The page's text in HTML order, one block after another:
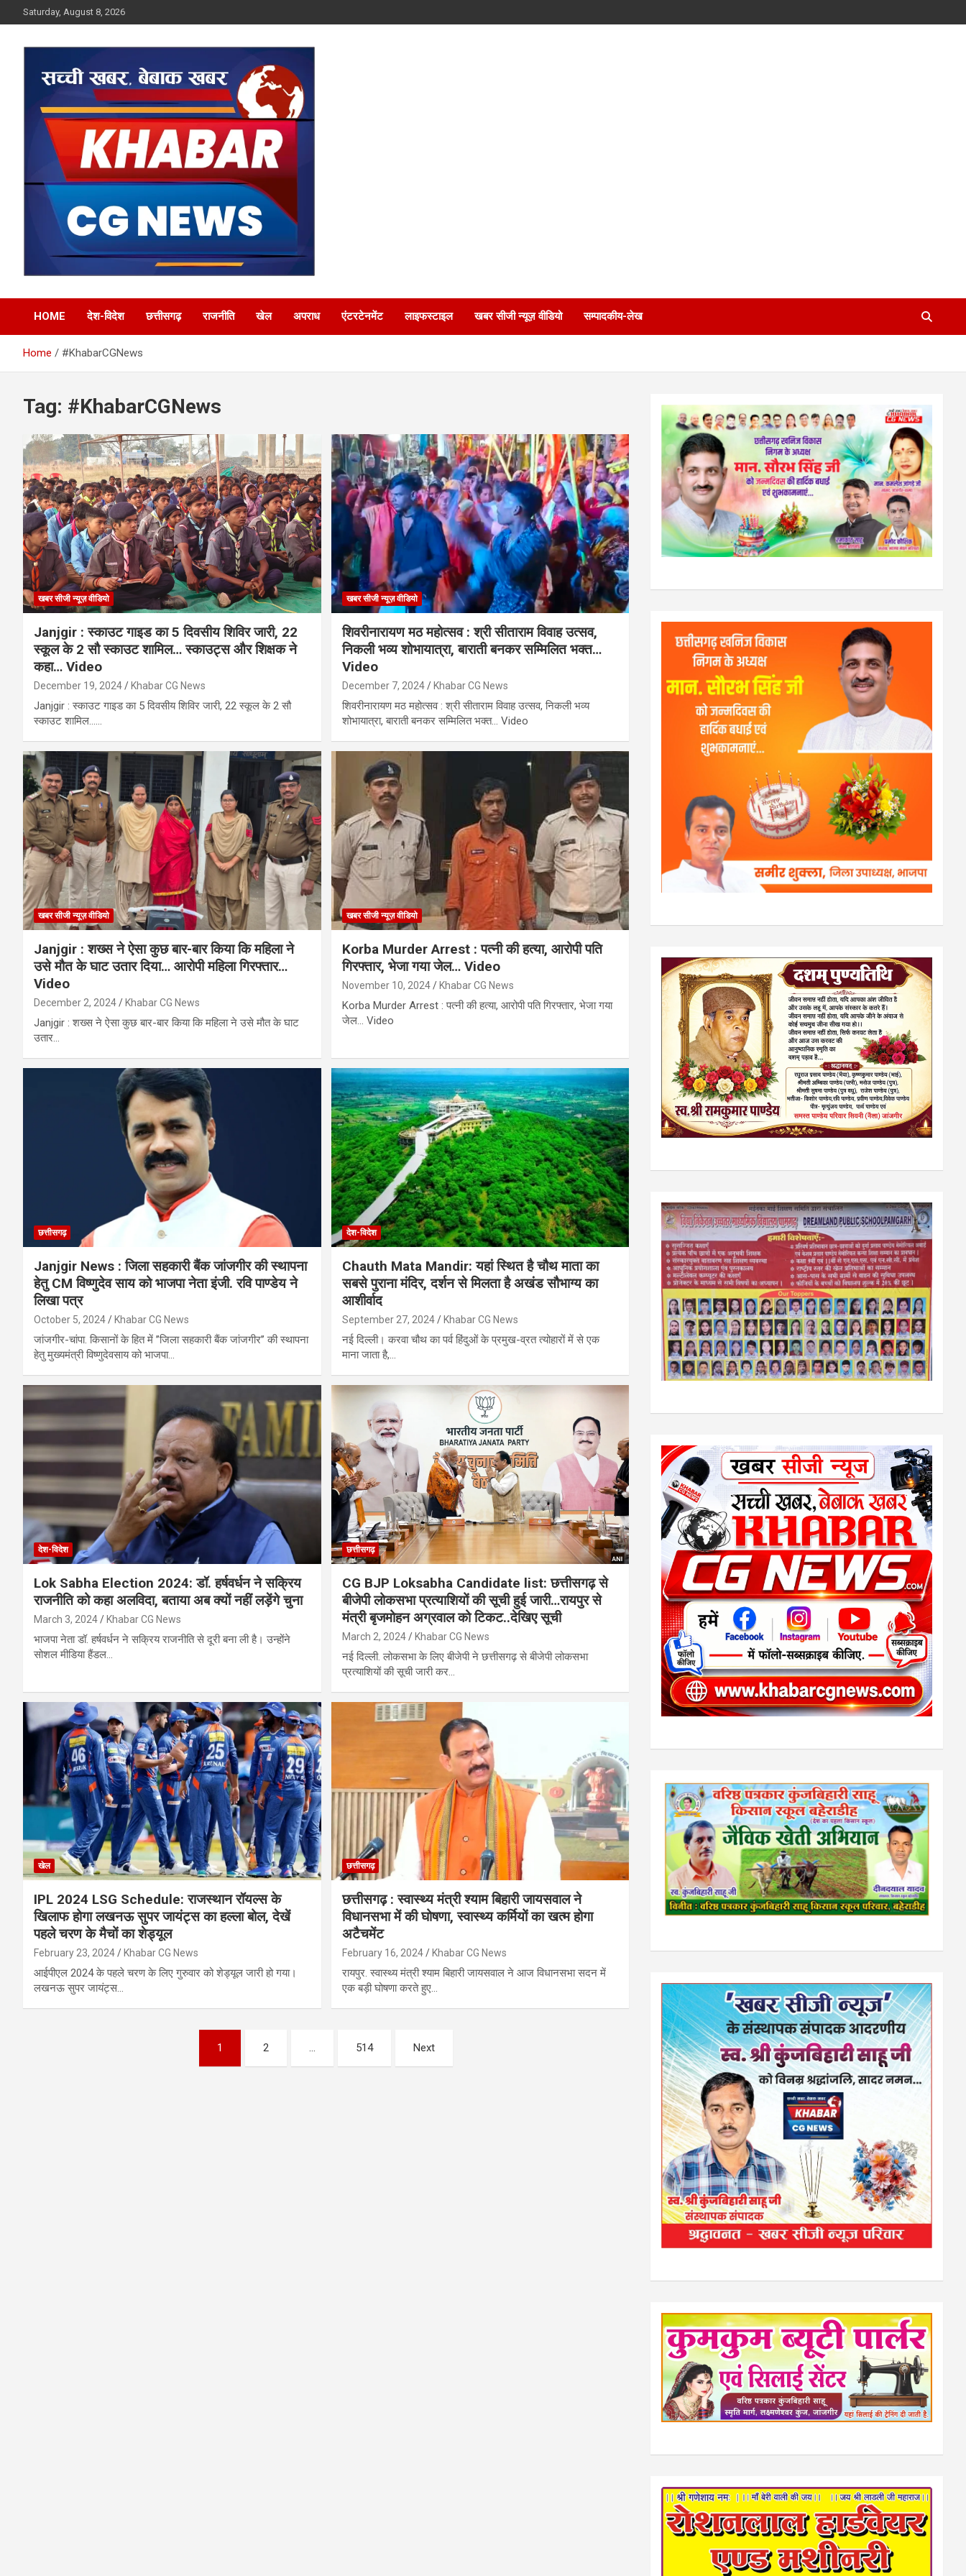
to
Saturday, August 8, 2026
Khabar CG News
HOME देश-विदेश छत्तीसगढ़ राजनीति खेल अपराध एंटरटेनमेंट लाइफस्टाइल खबर सीजी न्यूज़ वीडियो सम्पादकीय-लेख
Home #KhabarCGNews
Tag: #KhabarCGNews
खबर सीजी न्यूज़ वीडियो
Janjgir : स्काउट गाइड का 5 दिवसीय शिविर जारी, 22
स्कूल के 2 सौ स्काउट शामिल… स्काउट्स और शिक्षक ने
कहा… Video
December 19, 2024 Khabar CG News
Janjgir : स्काउट गाइड का 5 दिवसीय शिविर जारी, 22 स्कूल के 2 सौ
स्काउट शामिल……
खबर सीजी न्यूज़ वीडियो
शिवरीनारायण मठ महोत्सव : श्री सीताराम विवाह उत्सव,
निकली भव्य शोभायात्रा, बाराती बनकर सम्मिलित भक्त…
Video
December 7, 2024 Khabar CG News
शिवरीनारायण मठ महोत्सव : श्री सीताराम विवाह उत्सव, निकली भव्य
शोभायात्रा, बाराती बनकर सम्मिलित भक्त… Video
खबर सीजी न्यूज़ वीडियो
Janjgir : शख्स ने ऐसा कुछ बार-बार किया कि महिला ने
उसे मौत के घाट उतार दिया… आरोपी महिला गिरफ्तार…
Video
December 2, 2024 Khabar CG News
Janjgir : शख्स ने ऐसा कुछ बार-बार किया कि महिला ने उसे मौत के घाट
उतार…
खबर सीजी न्यूज़ वीडियो
Korba Murder Arrest : पत्नी की हत्या, आरोपी पति
गिरफ्तार, भेजा गया जेल… Video
November 10, 2024 Khabar CG News
Korba Murder Arrest : पत्नी की हत्या, आरोपी पति गिरफ्तार, भेजा गया
जेल… Video
छत्तीसगढ़
Janjgir News : जिला सहकारी बैंक जांजगीर की स्थापना
हेतु CM विष्णुदेव साय को भाजपा नेता इंजी. रवि पाण्डेय ने
लिखा पत्र
October 5, 2024 Khabar CG News
जांजगीर-चांपा. किसानों के हित में ’’जिला सहकारी बैंक जांजगीर’’ की स्थापना
हेतु मुख्यमंत्री विष्णुदेवसाय को भाजपा…
देश-विदेश
Chauth Mata Mandir: यहां स्थित है चौथ माता का
सबसे पुराना मंदिर, दर्शन से मिलता है अखंड सौभाग्य का
आशीर्वाद
September 27, 2024 Khabar CG News
नई दिल्ली। करवा चौथ का पर्व हिंदुओं के प्रमुख-व्रत त्योहारों में से एक
माना जाता है,…
देश-विदेश
Lok Sabha Election 2024: डॉ. हर्षवर्धन ने सक्रिय
राजनीति को कहा अलविदा, बताया अब क्यों नहीं लड़ेंगे चुना
March 3, 2024 Khabar CG News
भाजपा नेता डॉ. हर्षवर्धन ने सक्रिय राजनीति से दूरी बना ली है। उन्होंने
सोशल मीडिया हैंडल…
छत्तीसगढ़
CG BJP Loksabha Candidate list: छत्तीसगढ़ से
बीजेपी लोकसभा प्रत्याशियों की सूची हुई जारी…रायपुर से
मंत्री बृजमोहन अग्रवाल को टिकट..देखिए सूची
March 2, 2024 Khabar CG News
नई दिल्ली. लोकसभा के लिए बीजेपी ने छत्तीसगढ़ से बीजेपी लोकसभा
प्रत्याशियों की सूची जारी कर…
खेल
IPL 2024 LSG Schedule: राजस्थान रॉयल्स के
खिलाफ होगा लखनऊ सुपर जायंट्स का हल्ला बोल, देखें
पहले चरण के मैचों का शेड्यूल
February 23, 2024 Khabar CG News
आईपीएल 2024 के पहले चरण के लिए गुरुवार को शेड्यूल जारी हो गया।
लखनऊ सुपर जायंट्स…
छत्तीसगढ़
छत्तीसगढ़ : स्वास्थ्य मंत्री श्याम बिहारी जायसवाल ने
विधानसभा में की घोषणा, स्वास्थ्य कर्मियों का खत्म होगा
अटैचमेंट
February 16, 2024 Khabar CG News
रायपुर. स्वास्थ्य मंत्री श्याम बिहारी जायसवाल ने आज विधानसभा सदन में
एक बड़ी घोषणा करते हुए…
1 2 … 514 Next